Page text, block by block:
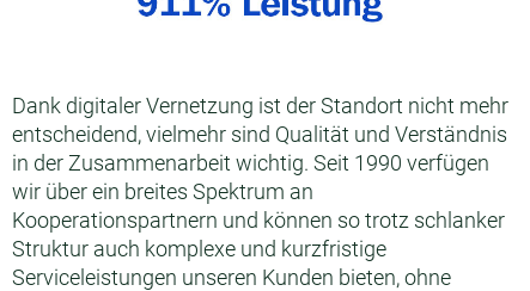
Dank digitaler Vernetzung ist der Standort nicht mehr
entscheidend, vielmehr sind Qualität und Verständnis
in der Zusammenarbeit wichtig. Seit 1990 verfügen
wir über ein breites Spektrum an
Kooperationspartnern und können so trotz schlanker
Struktur auch komplexe und kurzfristige
Serviceleistungen unseren Kunden bieten, ohne